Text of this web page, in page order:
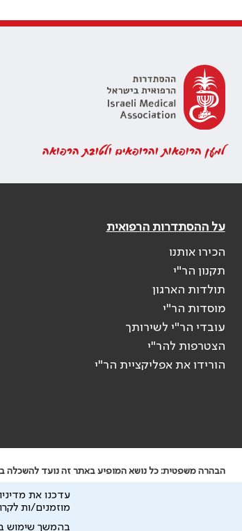
למען הרופאות והרופאים ולטובת הרפואה
על ההסתדרות הרפואית
הכירו אותנו
תקנון הר"י
תולדות הארגון
מוסדות הר"י
עובדי הר"י לשירותך
הצטרפות להר"י
הורידו את אפליקציית הר"י
הבהרה משפטית: כל נושא המופיע באתר זה נועד להשכלה
ידוע לי שהר"י אוספת ושומרת מידע אישי לצורך מתן
כל הזכויות על המידע באתר שייכות להסתדרות הרפואית
עדכנו את
מוזמנים/ות
בהמשך שימוש